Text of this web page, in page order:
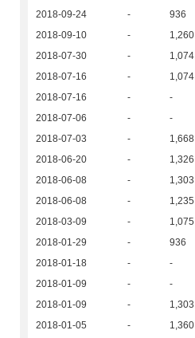
2018-09-24
- 936
2018-09-10
- 1,260
2018-07-30
- 1,074
2018-07-16
- 1,074
2018-07-16
- -
2018-07-06
- -
2018-07-03
- 1,668
2018-06-20
- 1,326
2018-06-08
- 1,303
2018-06-08
- 1,235
2018-03-09
- 1,075
2018-01-29
- 936
2018-01-18
- -
2018-01-09
- -
2018-01-09
- 1,303
2018-01-05
- 1,360